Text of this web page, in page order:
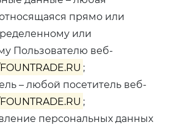
прямо или
или
Пользователю веб-
;
– любой посетитель веб-
;
персональных данных